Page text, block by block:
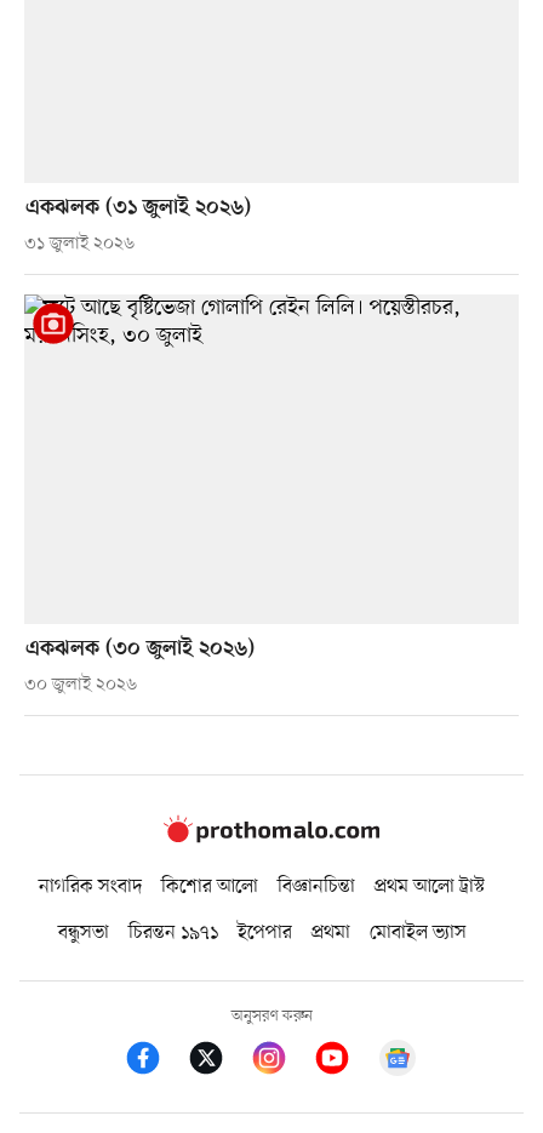
একঝলক (৩১ জুলাই ২০২৬)
৩১ জুলাই ২০২৬
একঝলক (৩০ জুলাই ২০২৬)
৩০ জুলাই ২০২৬
নাগরিক সংবাদ কিশোর আলো বিজ্ঞানচিন্তা
প্রথম আলো ট্রাস্ট
বন্ধুসভা
চিরন্তন ১৯৭১ ইপেপার প্রথমা মোবাইল ভ্যাস
অনুসরণ করুন